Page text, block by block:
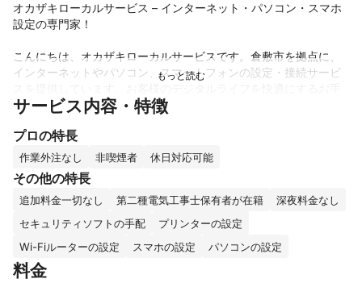
オカザキローカルサービス – インターネット・パソコン・スマホ
設定の専門家！
こんにちは、オカザキローカルサービスです。倉敷市を拠点に、
インターネットやパソコン、スマートフォンの設定・接続サービ
伝いをいたします。
私たちは、電気工事士の免許を持つスタッフが作業を行い、安全
で確実な施工を心掛けています。インターネット接続やデバイス
設定に関するお悩みも、迅速かつ丁寧に対応します。
・スムーズで安心なデバイス設定を提供！
・お客様のニーズに合わせた柔軟な対応が可能です。
・お見積もりは無料で、安心してご相談いただけます。
サービス内容・特徴
プロの特長
作業外注なし 非喫煙者 休日対応可能
その他の特長
追加料金一切なし 第二種電気工事士保有者が在籍
深夜料金なし
セキュリティソフトの手配
プリンターの設定
Wi-Fiルーターの設定
スマホの設定 パソコンの設定
料金